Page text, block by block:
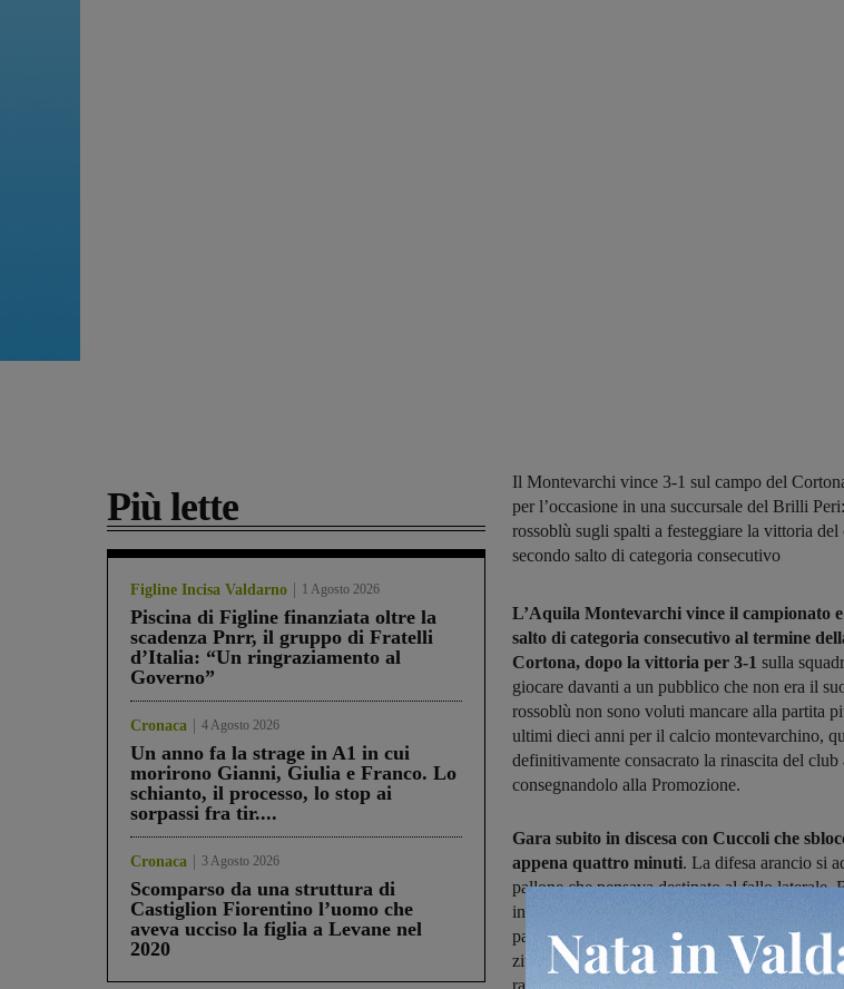
Più lette
Figline Incisa Valdarno 1 Agosto 2026
Piscina di Figline finanziata oltre la
scadenza Pnrr, il gruppo di Fratelli
d’Italia: “Un ringraziamento al
Governo”
Cronaca 4 Agosto 2026
Un anno fa la strage in A1 in cui
morirono Gianni, Giulia e Franco. Lo
schianto, il processo, lo stop ai
sorpassi fra tir....
Cronaca 3 Agosto 2026
Scomparso da una struttura di
Castiglion Fiorentino l’uomo che
aveva ucciso la figlia a Levane nel
2020
Il Montevarchi vince 3-1 sul campo del
per l’occasione in una succursale del Brilli
rossoblù sugli spalti a festeggiare la vittoria del
secondo salto di categoria consecutivo
L’Aquila Montevarchi vince il campionato e
salto di categoria consecutivo al termine
Cortona, dopo la vittoria per 3-1 sulla
giocare davanti a un pubblico che non era il
rossoblù non sono voluti mancare alla partita
ultimi dieci anni per il calcio montevarchino,
definitivamente consacrato la rinascita del
consegnandolo alla Promozione.
Gara subito in discesa con Cuccoli che
appena quattro minuti. La difesa arancio si
pallone che pensava destinato al fallo laterale,
in mezzo per il capitano aquilotto lasciato tutto
palla sotto all’incrocio dei pali. Allo scadere
zittisce la reazione dei locali, nel frattempo